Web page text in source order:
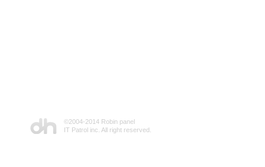
©2004-2014 Robin panel
IT Patrol inc. All right reserved.